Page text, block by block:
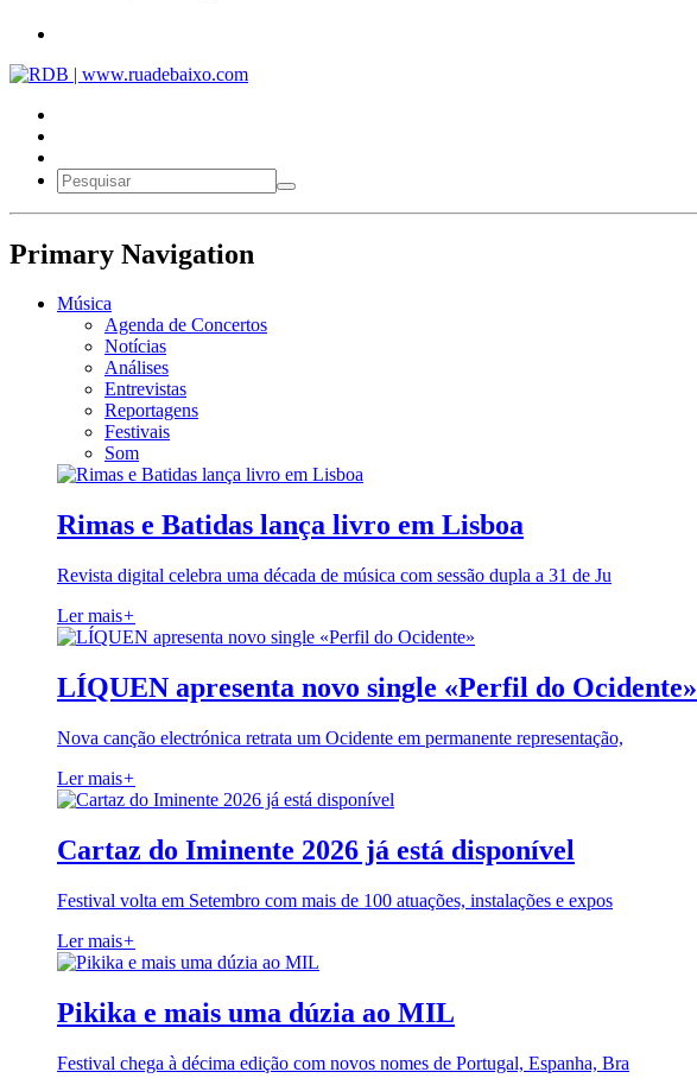
Primary Navigation
Música
Agenda de Concertos
Notícias
Análises
Entrevistas
Reportagens
Festivais
Som
Rimas e Batidas lança livro em Lisboa
Revista digital celebra uma década de música com sessão dupla a 31 de Ju
Ler mais+
LÍQUEN apresenta novo single «Perfil do Ocidente»
Nova canção electrónica retrata um Ocidente em permanente representação,
Ler mais+
Cartaz do Iminente 2026 já está disponível
Festival volta em Setembro com mais de 100 atuações, instalações e expos
Ler mais+
Pikika e mais uma dúzia ao MIL
Festival chega à décima edição com novos nomes de Portugal, Espanha, Bra